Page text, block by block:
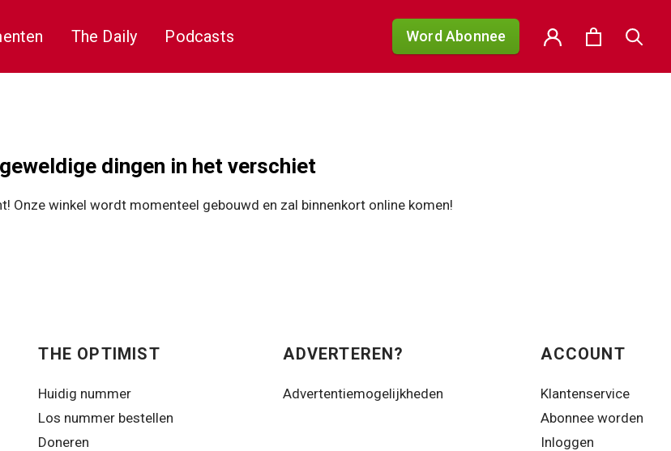
The Daily Podcasts Word Abonnee
dingen in het verschiet
Onze winkel wordt momenteel gebouwd en zal binnenkort online komen!
THE OPTIMIST
Huidig nummer
Los nummer bestellen
Doneren
ADVERTEREN?
Advertentiemogelijkheden
ACCOUNT
Klantenservice
Abonnee worden
Inloggen